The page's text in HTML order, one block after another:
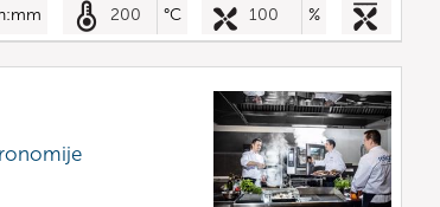
200 °C 100 %